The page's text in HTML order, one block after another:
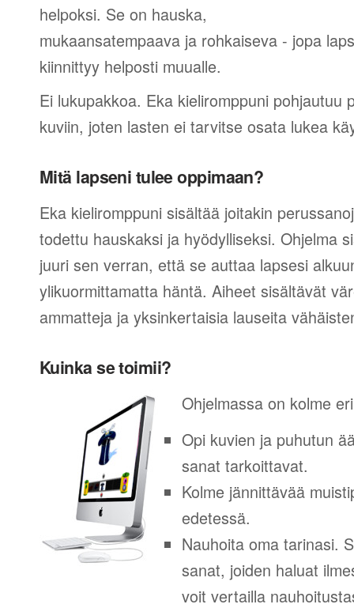
helpoksi. Se on hauska,
mukaansatempaava ja rohkaiseva - jopa
kiinnittyy helposti muualle.
Ei lukupakkoa. Eka kieliromppuni pohjautuu
kuviin, joten lasten ei tarvitse osata lukea
Mitä lapseni tulee oppimaan?
Eka kieliromppuni sisältää joitakin
todettu hauskaksi ja hyödylliseksi. Ohjelma
juuri sen verran, että se auttaa lapsesi
ylikuormittamatta häntä. Aiheet sisältävät
ammatteja ja yksinkertaisia lauseita
Kuinka se toimii?
Ohjelmassa on kolme
Opi kuvien ja puhutun
sanat tarkoittavat.
Kolme jännittävää
edetessä.
Nauhoita oma tarinasi.
sanat, joiden haluat
voit vertailla